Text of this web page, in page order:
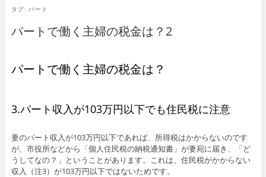
タグ: パート
パートで働く主婦の税金は？2
パートで働く主婦の税金は？
3.パート収入が103万円以下でも住民税に注意
妻のパート収入が103万円以下であれば、所得税はかからないのです
が、市役所などから「個人住民税の納税通知書」が妻宛に届き、「ど
うしてなの？」ということがあります。これは、住民税がかからない
収入（注3）が103万円以下ではないためです。